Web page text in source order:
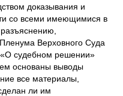
доказывания и
со всеми имеющимися в
Верховного Суда
судебном решении»
основаны выводы
все материалы,
ли им